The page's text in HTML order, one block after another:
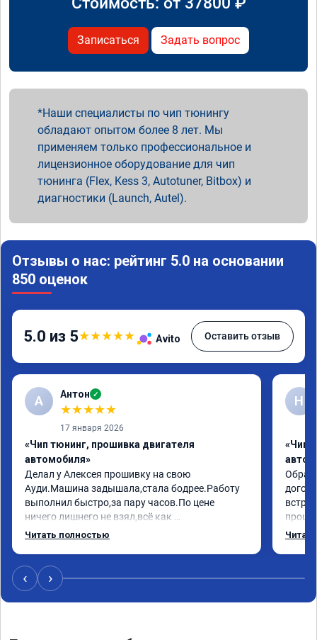
Записаться Задать вопрос
Наши специалисты по чип тюнингу
обладают опытом более 8 лет. Мы
применяем только профессиональное и
лицензионное оборудование для чип
тюнинга (Flex, Kess 3, Autotuner, Bitbox) и
диагностики (Launch, Autel).
Отзывы о нас: рейтинг 5.0 на основании
850 оценок
5.0 из 5★★★★★ Avito Оставить отзыв
А Антон ✓
★★★★★
17 января 2026
«Чип тюнинг, прошивка двигателя
автомобиля»
Делал у Алексея прошивку на свою
Ауди.Машина задышала,стала бодрее.Работу
выполнил быстро,за пару часов.По цене
ничего лишнего не взял,всё как
договаривались заранее.После работы
поломки авто.Однозначно рекомендую
Алексея как грамотного специалиста!
Читать полностью
Н
«Чип
Арман
‹ ›